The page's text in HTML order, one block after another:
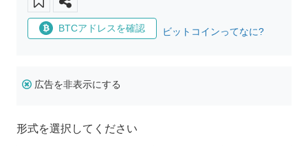
BTCアドレスを確認 ビットコインってなに?
広告を非表示にする
形式を選択してください